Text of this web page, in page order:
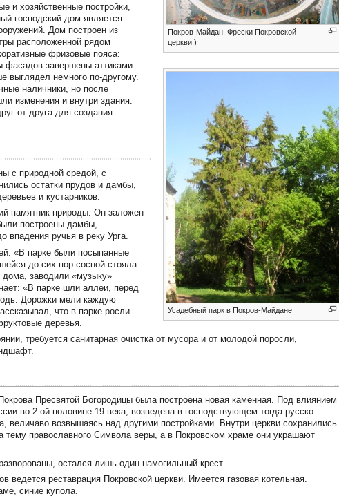
Покров-Майдан. Фрески Покровской
церкви.)
Усадебный парк в Покров-Майдане
и хозяйственные постройки,
господский дом является
Дом построен из
расположенной рядом
фризовые пояса:
фасадов завершены аттиками
немного по-другому.
наличники, но после
изменения и внутри здания.
от друга для создания
с природной средой, с
остатки прудов и дамбы,
и кустарников.
памятник природы. Он заложен
построены дамбы,
впадения ручья в реку Урга.
«В парке были посыпанные
до сих пор сосной стояла
дома, заводили «музыку»
«В парке шли аллеи, перед
Дорожки мели каждую
что в парке росли
деревья.
требуется санитарная очистка от мусора и от молодой поросли,
Пресвятой Богородицы была построена новая каменная. Под влиянием
во 2-ой половине 19 века, возведена в господствующем тогда русско-
величаво возвышаясь над другими постройками. Внутри церкви сохранились
православного Символа веры, а в Покровском храме они украшают
остался лишь один намогильный крест.
реставрация Покровской церкви. Имеется газовая котельная.
синие купола.